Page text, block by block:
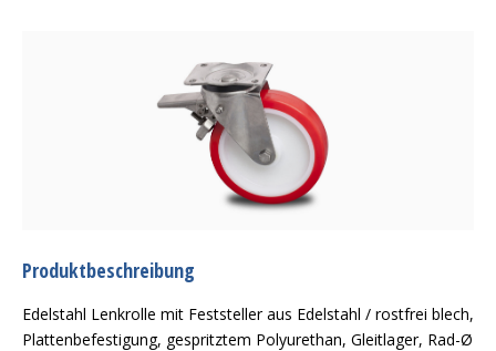
Produktbeschreibung
Edelstahl Lenkrolle mit Feststeller aus Edelstahl / rostfrei blech,
Plattenbefestigung, gespritztem Polyurethan, Gleitlager, Rad-Ø